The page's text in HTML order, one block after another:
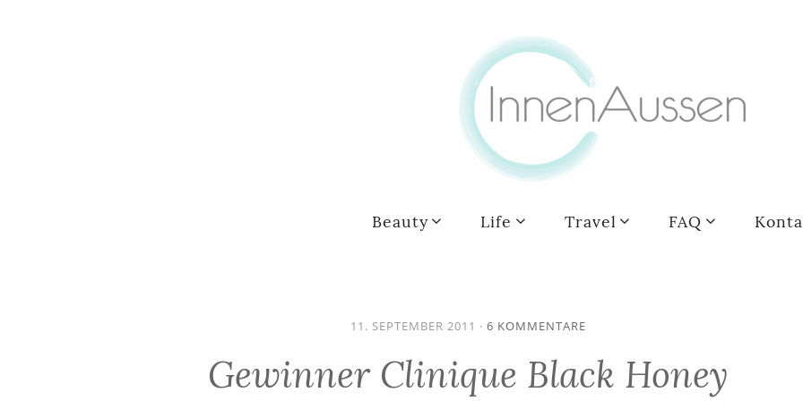
Beauty Life Travel FAQ
11. SEPTEMBER 2011 · 6 KOMMENTARE
Gewinner Clinique Black Honey